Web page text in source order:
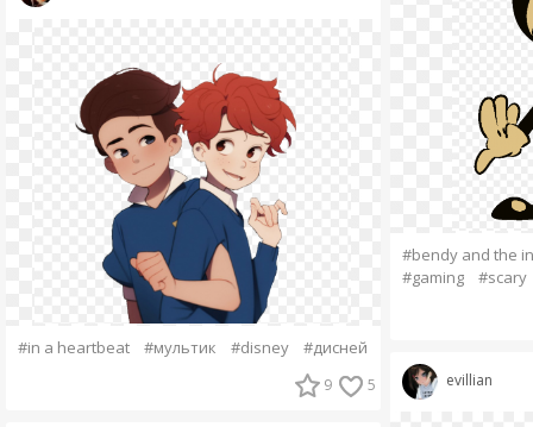
#in a heartbeat #мультик #disney #дисней
9 5
#bendy and the
#gaming
#scary
evillian